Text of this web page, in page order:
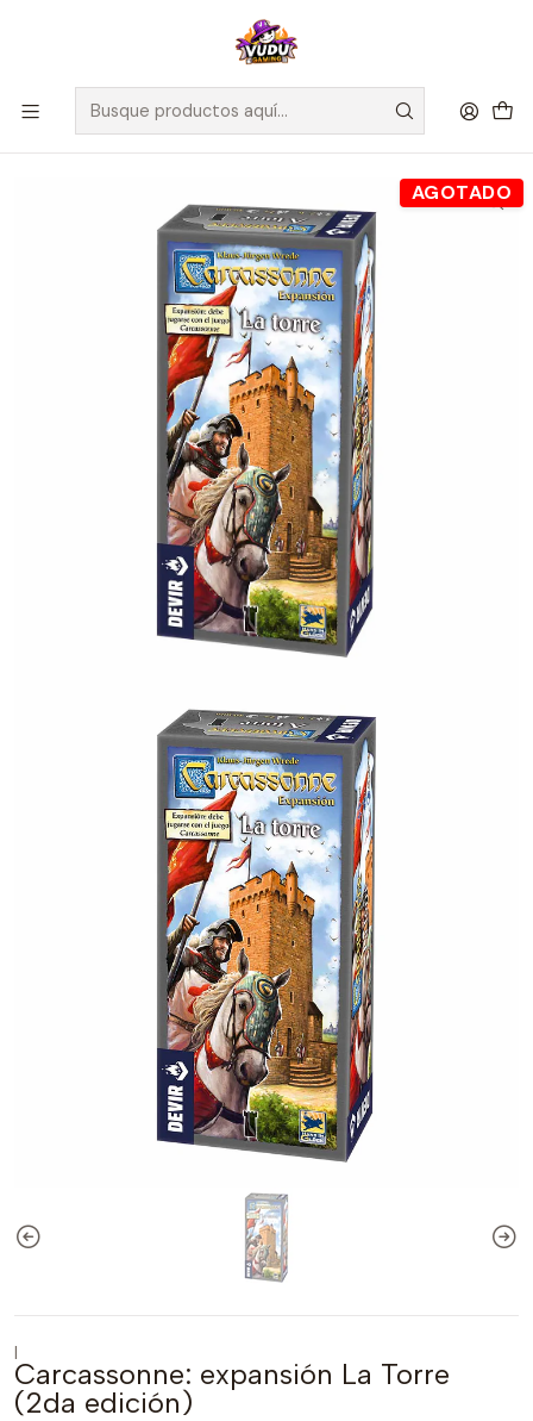
🚀 ¡Despachamos a todo Chile! Envío GRATIS a Regiones sobre
$100.000 y a RM sobre $35.000
Inicio Juegos de Mesa Expansiones
Carcassonne: expansión La Torre (2da edición)
AGOTADO
|
Carcassonne: expansión La Torre
(2da edición)